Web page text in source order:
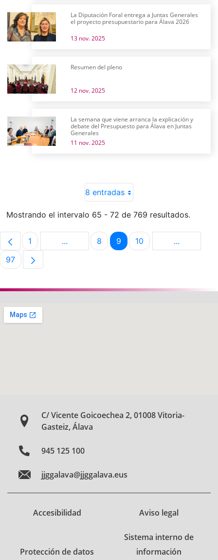
La Diputación Foral entrega a Juntas Generales
el proyecto presupuestario para Álava 2026
13 nov. 2025
Resumen del pleno
12 nov. 2025
La semana que viene arranca la explicación y
debate del Presupuesto para Álava en Juntas
Generales
11 nov. 2025
8 entradas
Mostrando el intervalo 65 - 72 de 769 resultados.
Página
1 ...Páginas intermedias Use TAB para
Página
8 Página
9 Página
10 ...Páginas
Página
97
C/ Vicente Goicoechea 2, 01008 Vitoria-
Gasteiz, Álava
945 125 100
jjggalava@jjggalava.eus
Accesibilidad Aviso legal
Protección de datos
Sistema interno de
información